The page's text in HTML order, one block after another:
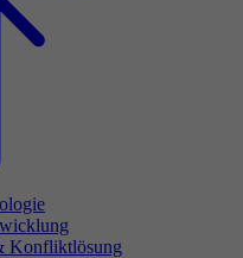
Konfliktlösung